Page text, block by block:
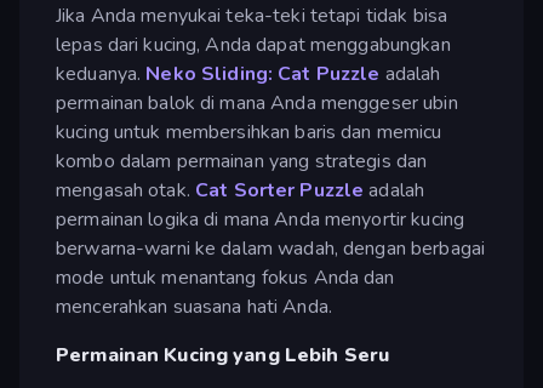
Jika Anda menyukai teka-teki tetapi tidak bisa
lepas dari kucing, Anda dapat menggabungkan
keduanya. Neko Sliding: Cat Puzzle adalah
permainan balok di mana Anda menggeser ubin
kucing untuk membersihkan baris dan memicu
kombo dalam permainan yang strategis dan
mengasah otak. Cat Sorter Puzzle adalah
permainan logika di mana Anda menyortir kucing
berwarna-warni ke dalam wadah, dengan berbagai
mode untuk menantang fokus Anda dan
mencerahkan suasana hati Anda.
Permainan Kucing yang Lebih Seru